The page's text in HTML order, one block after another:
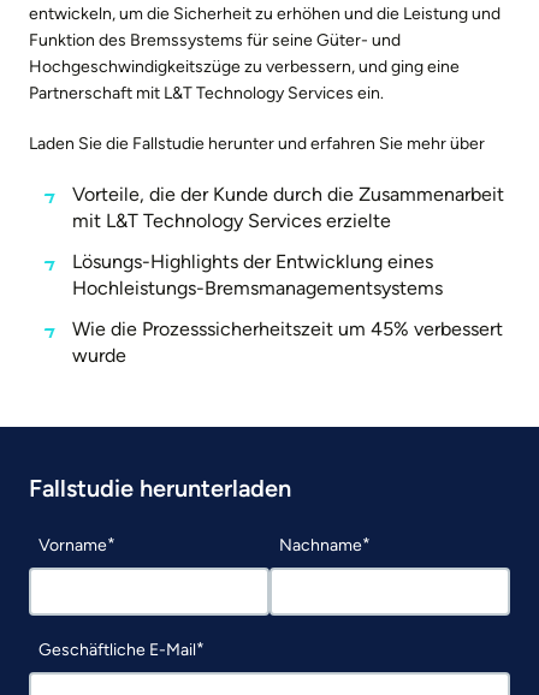
entwickeln, um die Sicherheit zu erhöhen und die Leistung und
Funktion des Bremssystems für seine Güter- und
Hochgeschwindigkeitszüge zu verbessern, und ging eine
Partnerschaft mit L&T Technology Services ein.
Laden Sie die Fallstudie herunter und erfahren Sie mehr über
Vorteile, die der Kunde durch die Zusammenarbeit
mit L&T Technology Services erzielte
Lösungs-Highlights der Entwicklung eines
Hochleistungs-Bremsmanagementsystems
Wie die Prozesssicherheitszeit um 45% verbessert
wurde
Fallstudie herunterladen
Vorname Nachname
Geschäftliche E-Mail